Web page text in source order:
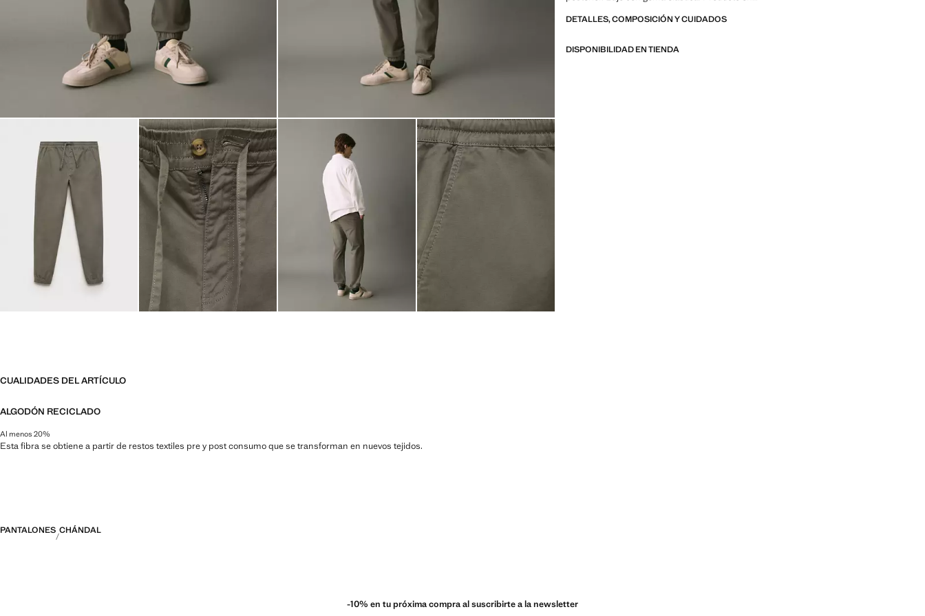
DETALLES, COMPOSICIÓN Y CUIDADOS
DISPONIBILIDAD EN TIENDA
CUALIDADES DEL ARTÍCULO
ALGODÓN RECICLADO
Al menos 20%
Esta fibra se obtiene a partir de restos textiles pre y post consumo que se transforman en nuevos tejidos.
PANTALONES CHÁNDAL
-10% en tu próxima compra al suscribirte a la newsletter